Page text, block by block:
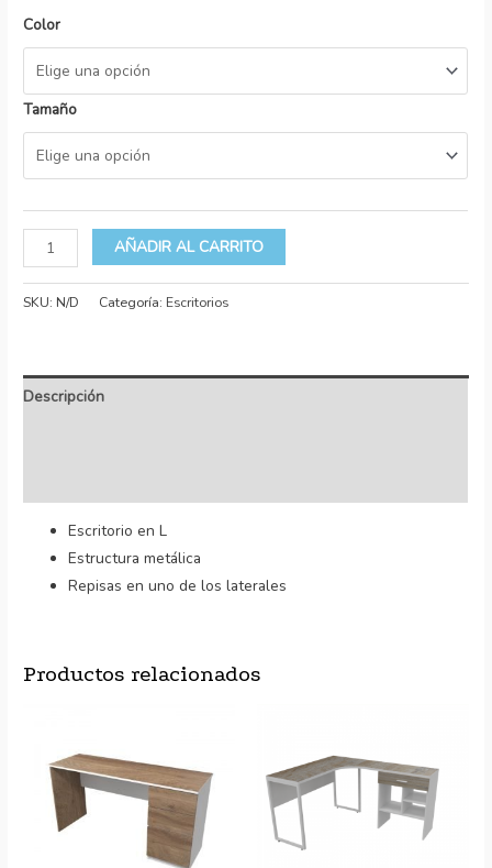
Color
Tamaño
AÑADIR AL CARRITO
SKU: N/D Categoría: Escritorios
Descripción
Escritorio en L
Estructura metálica
Repisas en uno de los laterales
Productos relacionados